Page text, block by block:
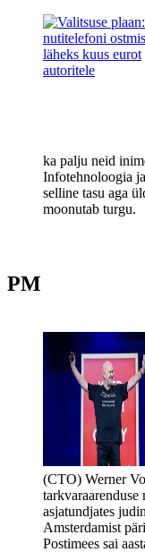
ka palju neid
Infotehnoloogia
selline tasu aga
moonutab turgu.
PM
(CTO) Werner
asjatundjates
Amsterdamist
Postimees sai